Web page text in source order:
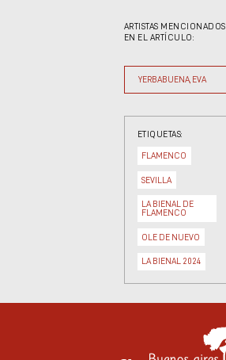
ARTISTAS MENCIONADOS
EN EL ARTÍCULO:
YERBABUENA, EVA
ETIQUETAS:
FLAMENCO
SEVILLA
LA BIENAL DE
FLAMENCO
OLE DE NUEVO
LA BIENAL 2024